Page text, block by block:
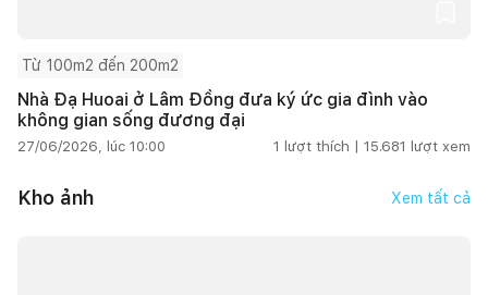
Từ 100m2 đến 200m2
Nhà Đạ Huoai ở Lâm Đồng đưa ký ức gia đình vào
không gian sống đương đại
27/06/2026, lúc 10:00 1 lượt thích | 15.681 lượt xem
Kho ảnh Xem tất cả